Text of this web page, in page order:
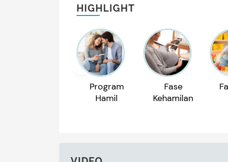
HIGHLIGHT
Program
Hamil
Fase
Kehamilan